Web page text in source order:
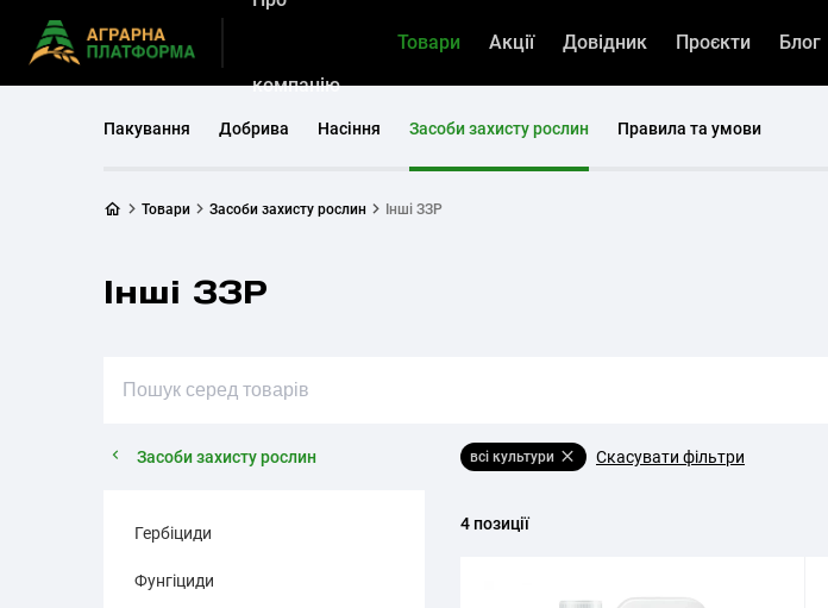
компанію
Товари Акції Довідник Проєкти Блог
Пакування Добрива Насіння Засоби захисту рослин Правила та умови
Товари Засоби захисту рослин Інші ЗЗР
Інші ЗЗР
Засоби захисту рослин
Гербіциди
Фунгіциди
всі культури Скасувати фільтри
4 позиції